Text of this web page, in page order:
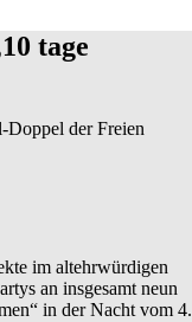
tage
Doppel der Freien
im altehrwürdigen
an insgesamt neun
in der Nacht vom 4.